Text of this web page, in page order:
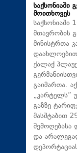
საქსონიაში
მოითხოვეს
საქსონიაში
მთავრობის
მინისტრთა
ქალაქ
გაიმართა.
„კარტელს“
გაზზე
მასშტაბით
შემოღებასა
და